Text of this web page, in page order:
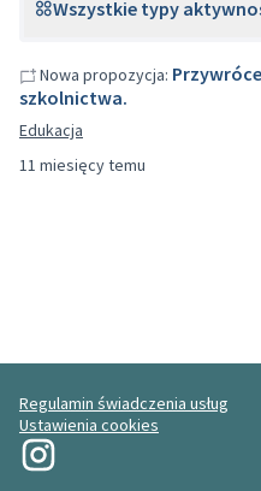
Wszystkie typy
11 miesięcy temu
Nowa propozycja:
szkolnictwa.
Edukacja
Regulamin świadczenia usług
Ustawienia cookies
Moja rewolucja na Instagramie